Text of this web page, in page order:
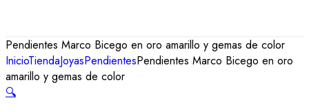
Pendientes Marco Bicego en oro amarillo y gemas de color
InicioTiendaJoyasPendientesPendientes Marco Bicego en oro
amarillo y gemas de color
🔍